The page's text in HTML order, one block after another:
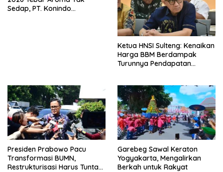
Sedap, PT. Konindo
Ketua HNSI Sulteng: Kenaikan
Harga BBM Berdampak
Turunnya Pendapatan
Presiden Prabowo Pacu
Transformasi BUMN,
Restrukturisasi Harus Tuntas
Garebeg Sawal Keraton
Yogyakarta, Mengalirkan
Berkah untuk Rakyat